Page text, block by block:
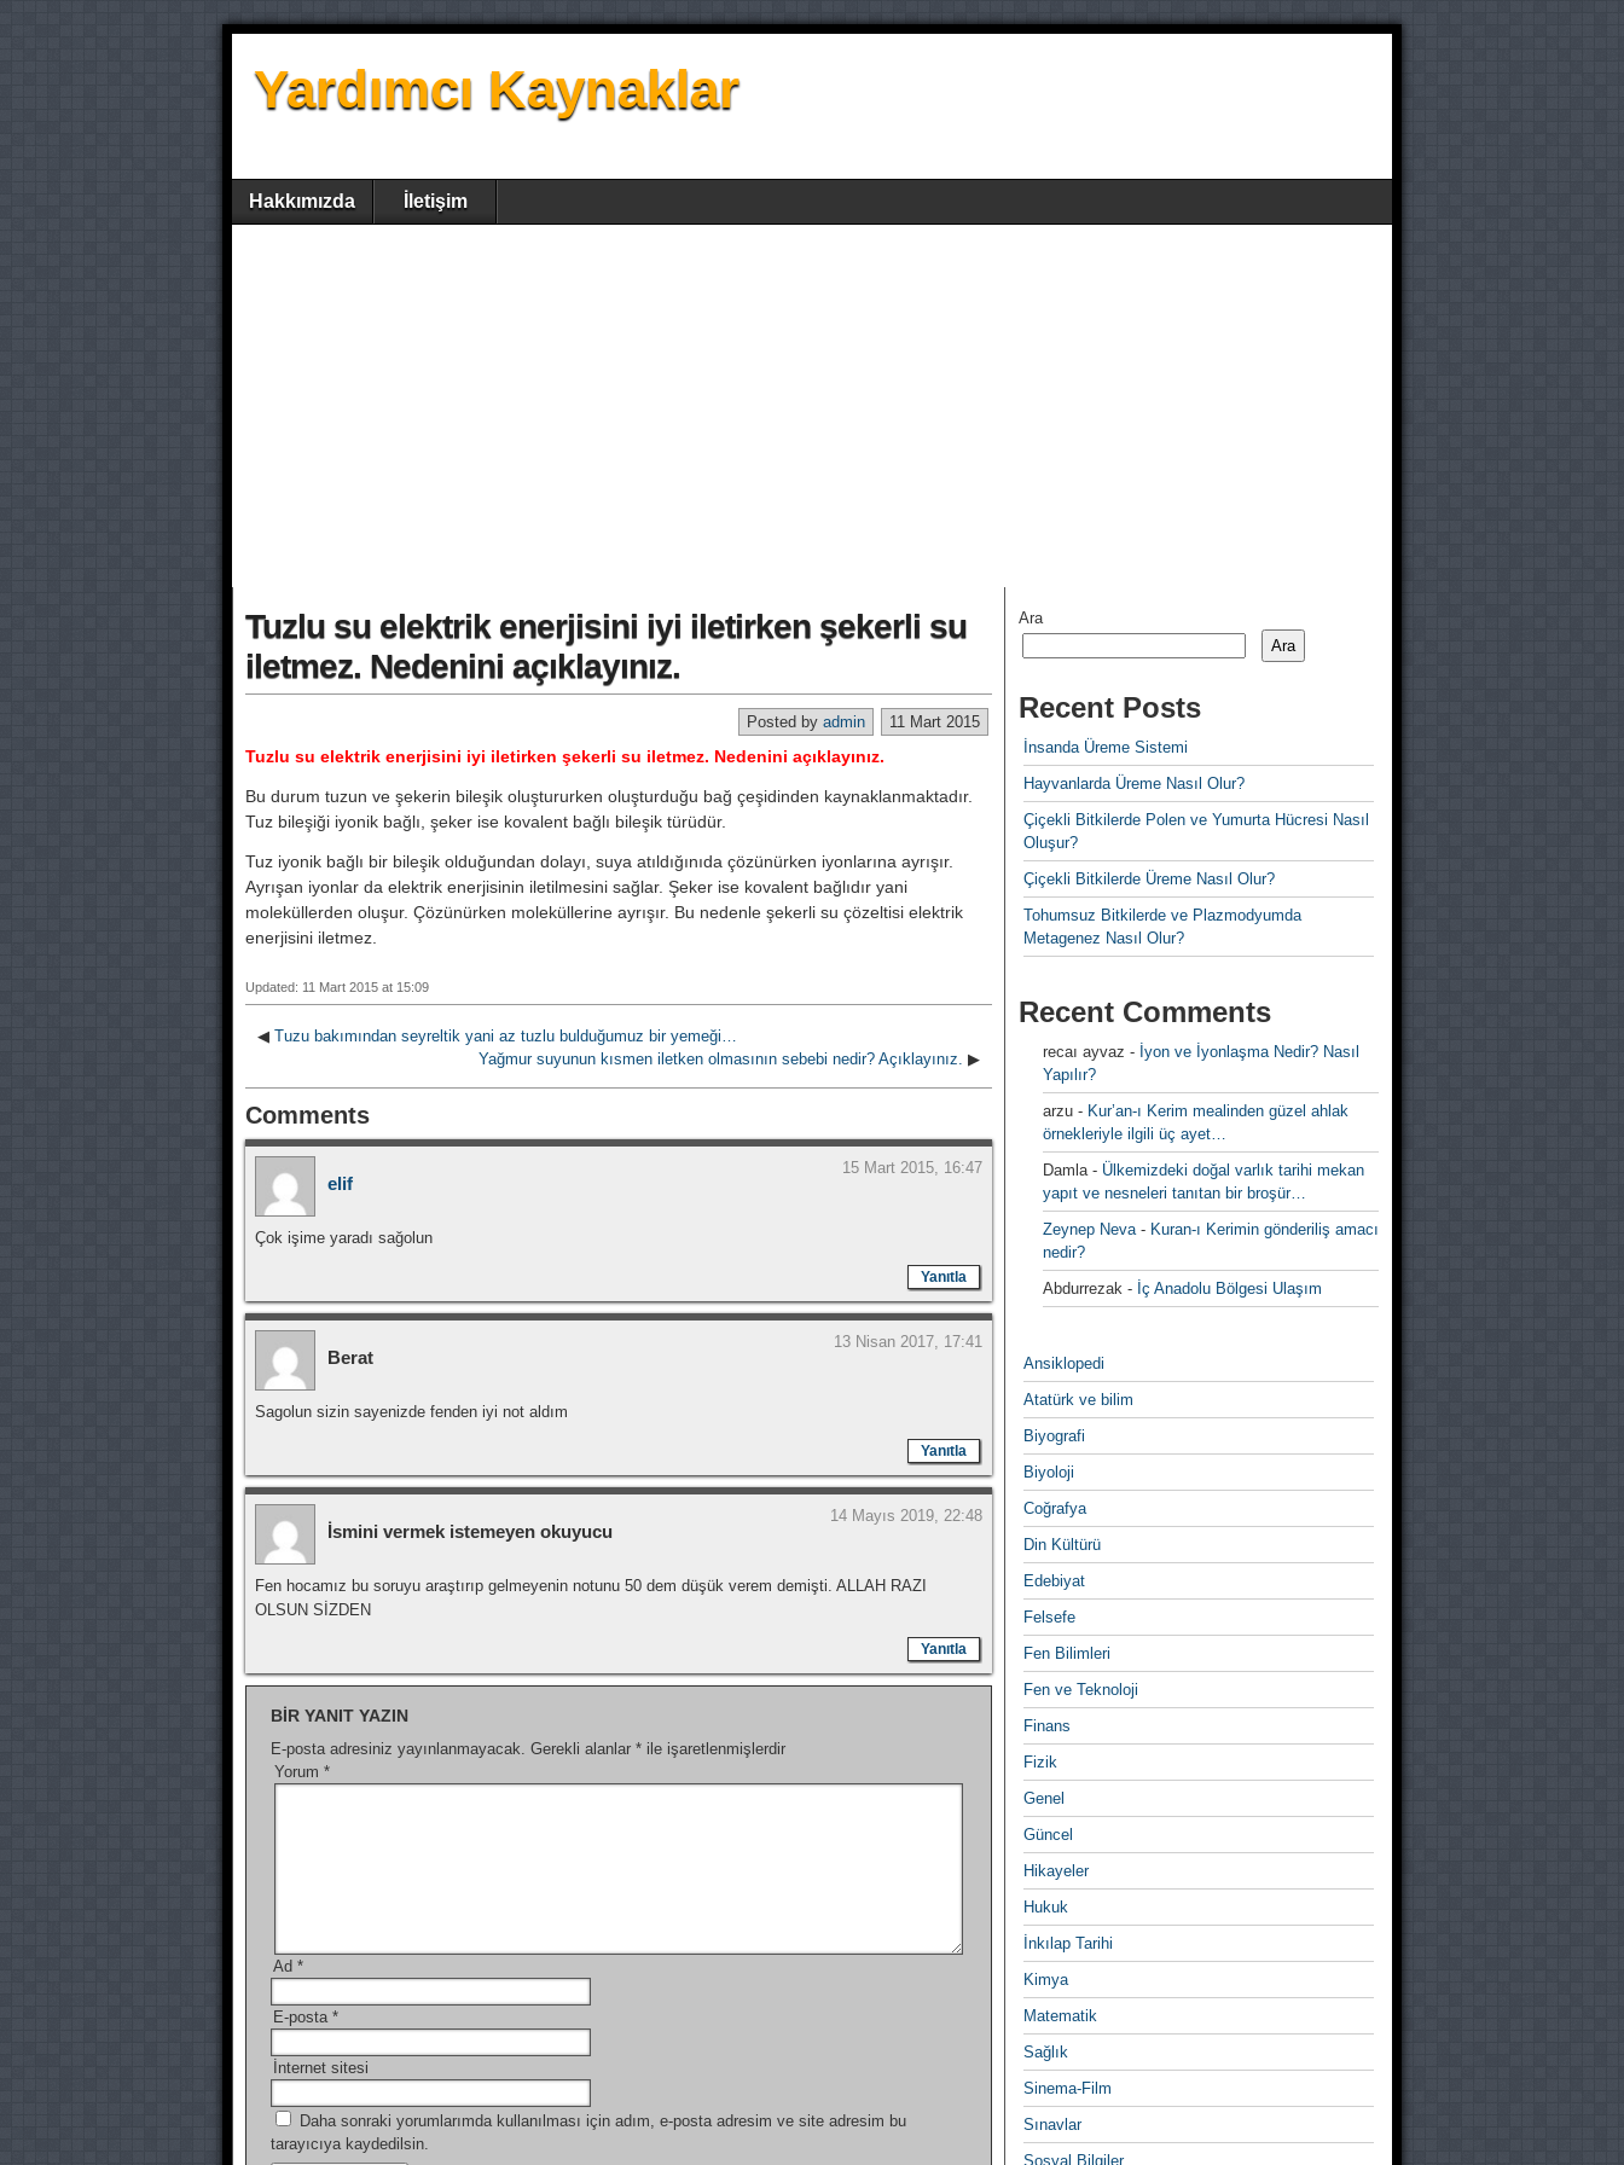
Yardımcı Kaynaklar
Hakkımızda İletişim
Tuzlu su elektrik enerjisini iyi iletirken şekerli su
iletmez. Nedenini açıklayınız.
11 Mart 2015
Posted by admin
Tuzlu su elektrik enerjisini iyi iletirken şekerli su iletmez. Nedenini açıklayınız.
Bu durum tuzun ve şekerin bileşik oluştururken oluşturduğu bağ çeşidinden kaynaklanmaktadır.
Tuz bileşiği iyonik bağlı, şeker ise kovalent bağlı bileşik türüdür.
Tuz iyonik bağlı bir bileşik olduğundan dolayı, suya atıldığınıda çözünürken iyonlarına ayrışır.
Ayrışan iyonlar da elektrik enerjisinin iletilmesini sağlar. Şeker ise kovalent bağlıdır yani
moleküllerden oluşur. Çözünürken moleküllerine ayrışır. Bu nedenle şekerli su çözeltisi elektrik
enerjisini iletmez.
Updated: 11 Mart 2015 at 15:09
◀ Tuzu bakımından seyreltik yani az tuzlu bulduğumuz bir yemeği…
Yağmur suyunun kısmen iletken olmasının sebebi nedir? Açıklayınız. ▶
Comments
elif
15 Mart 2015, 16:47
Çok işime yaradı sağolun
Yanıtla
Berat
13 Nisan 2017, 17:41
Sagolun sizin sayenizde fenden iyi not aldım
Yanıtla
İsmini vermek istemeyen okuyucu
14 Mayıs 2019, 22:48
Fen hocamız bu soruyu araştırıp gelmeyenin notunu 50 dem düşük verem demişti. ALLAH RAZI
OLSUN SİZDEN
Yanıtla
BIR YANIT YAZIN
E-posta adresiniz yayınlanmayacak. Gerekli alanlar * ile işaretlenmişlerdir
Yorum *
Ad *
E-posta *
İnternet sitesi
Daha sonraki yorumlarımda kullanılması için adım, e-posta adresim ve site adresim bu
tarayıcıya kaydedilsin.
Ara
Ara
Recent Posts
İnsanda Üreme Sistemi
Hayvanlarda Üreme Nasıl Olur?
Çiçekli Bitkilerde Polen ve Yumurta Hücresi Nasıl
Oluşur?
Çiçekli Bitkilerde Üreme Nasıl Olur?
Tohumsuz Bitkilerde ve Plazmodyumda
Metagenez Nasıl Olur?
Recent Comments
recaı ayvaz - İyon ve İyonlaşma Nedir? Nasıl
Yapılır?
arzu - Kur’an-ı Kerim mealinden güzel ahlak
örnekleriyle ilgili üç ayet…
Damla- Ülkemizdeki doğal varlık tarihi mekan
yapıt ve nesneleri tanıtan bir broşür…
Zeynep Neva- Kuran-ı Kerimin gönderiliş amacı
nedir?
Abdurrezak - İç Anadolu Bölgesi Ulaşım
Ansiklopedi
Atatürk ve bilim
Biyografi
Biyoloji
Coğrafya
Din Kültürü
Edebiyat
Felsefe
Fen Bilimleri
Fen ve Teknoloji
Finans
Fizik
Genel
Güncel
Hikayeler
Hukuk
İnkılap Tarihi
Kimya
Matematik
Sağlık
Sinema-Film
Sınavlar
Sosyal Bilgiler